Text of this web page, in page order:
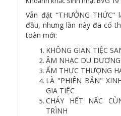
Vẫn đặt “THƯỞNG
đầu, nhưng lần này đã có
toàn mới:
KHÔNG GIAN TIỆC
️ÂM NHẠC DU DƯƠNG
ẨM THỰC THƯỢNG
LÀ "PHIÊN BẢN"
GIA TIỆC
CHÁY HẾT NẤC
TRÌNH